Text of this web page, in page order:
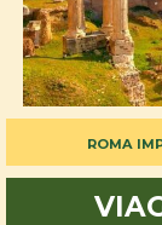
ROMA